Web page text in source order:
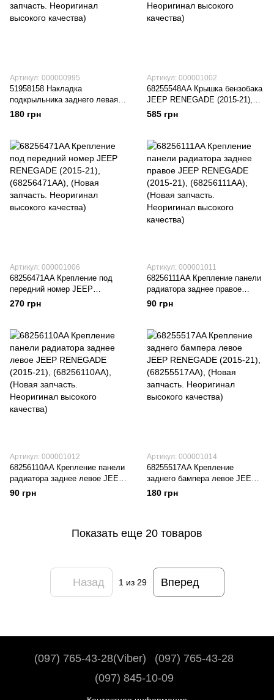
Артикул: 000000995
51958158 Накладка
подкрыльника заднего левая
JEEP RENEGADE (2015-18),
(51958158), (Новая запчасть.
180 грн
Артикул: 000001002
68255548AA Крышка бензобака
JEEP RENEGADE (2015-21),
(68255548AA), (Новая
запчасть. Неоригинал высокого
585 грн
Артикул: 000001006
68256471AA Крепление под
передний номер JEEP
RENEGADE (2015-21),
(68256471AA), (Новая
качества)
270 грн
Артикул: 000001011
68256111AA Крепление панели
радиатора заднее правое
JEEP RENEGADE (2015-21),
(68256111AA), (Новая запчасть.
90 грн
Артикул: 000001012
68256110AA Крепление панели
радиатора заднее левое JEEP
RENEGADE (2015-21),
(68256110AA), (Новая запчасть.
90 грн
Артикул: 000001014
68255517AA Крепление
заднего бампера левое JEEP
RENEGADE (2015-21),
(68255517AA), (Новая
180 грн
Показать еще 20 товаров
Назад 1 из 29 Вперед
(097) 765-43-28(Viber)
(097) 765-43-28
(097) 845-10-09